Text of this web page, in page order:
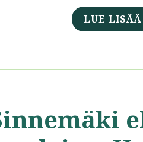
LUE LISÄÄ